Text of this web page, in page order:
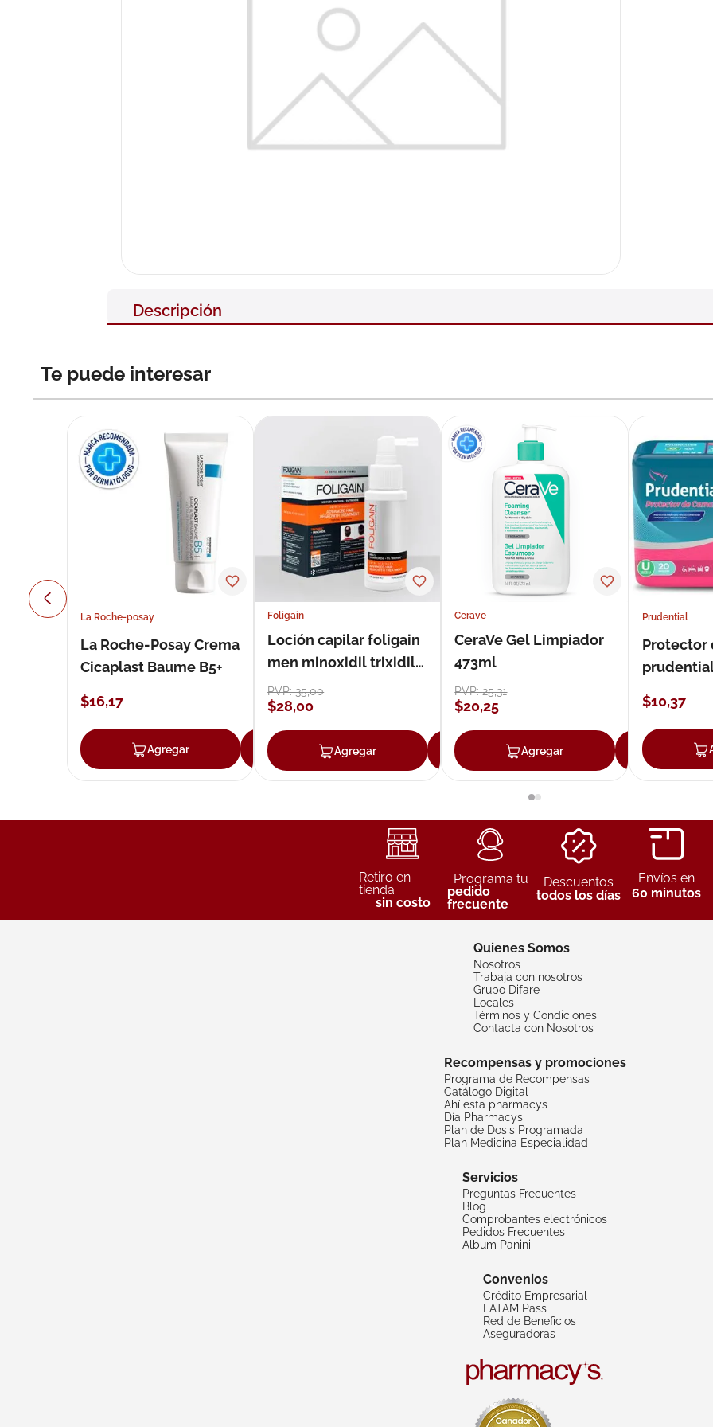
Descripción
Te puede interesar
La Roche-posay
La Roche-Posay Crema
Cicaplast Baume B5+
$16,17
Agregar Agregar
Foligain
Loción capilar foligain
men minoxidil trixidil
loción 59 ml
PVP:35,00
$28,00
Agregar Agregar
Cerave
CeraVe Gel Limpiador
473ml
PVP:25,31
$20,25
Agregar
Prudential
Protector
$10,37
Retiro en
tienda
sin costo
Programa tu
pedido
frecuente
Descuentos
todos los días
Envíos en
60 minutos
Quienes Somos
Nosotros
Trabaja con nosotros
Grupo Difare
Locales
Términos y Condiciones
Contacta con Nosotros
Recompensas y promociones
Programa de Recompensas
Catálogo Digital
Ahí esta pharmacys
Día Pharmacys
Plan de Dosis Programada
Plan Medicina Especialidad
Servicios
Preguntas Frecuentes
Blog
Comprobantes electrónicos
Pedidos Frecuentes
Album Panini
Convenios
Crédito Empresarial
LATAM Pass
Red de Beneficios
Aseguradoras
pañales